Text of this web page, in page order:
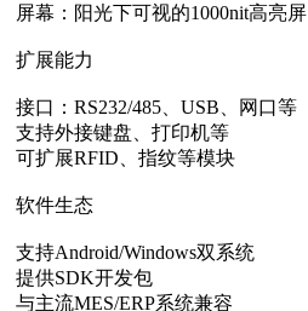
屏幕：阳光下可视的1000nit高亮屏
扩展能力‌
接口：RS232/485、USB、网口等
支持外接键盘、打印机等
可扩展RFID、指纹等模块
软件生态‌
支持Android/Windows双系统
提供SDK开发包
与主流MES/ERP系统兼容